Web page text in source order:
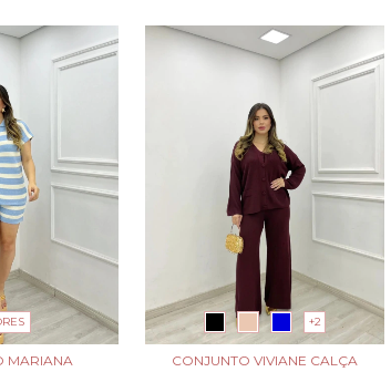
MARIANA
+2
CONJUNTO VIVIANE CALÇA